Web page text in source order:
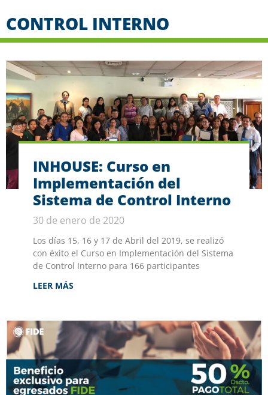
CONTROL INTERNO
INHOUSE: Curso en
Implementación del
Sistema de Control Interno
30 de enero de 2020
Los días 15, 16 y 17 de Abril del 2019, se realizó
con éxito el Curso en Implementación del Sistema
de Control Interno para 166 participantes
LEER MÁS